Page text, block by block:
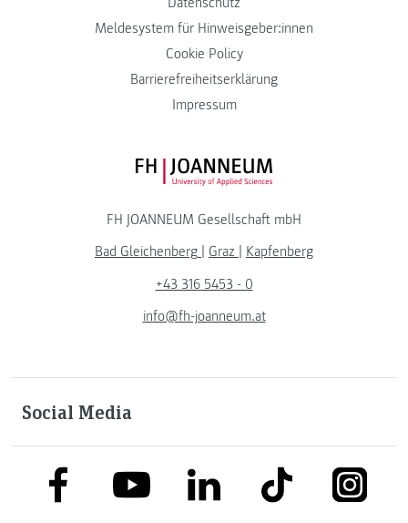
Meldesystem für Hinweisgeber:innen
Cookie Policy
Barrierefreiheitserklärung
Impressum
FH JOANNEUM Logo
FH JOANNEUM Gesellschaft mbH
Bad Gleichenberg
Graz
Kapfenberg
+43 316 5453 - 0
info@fh-joanneum.at
Social Media
link to facebooklink to youtubelink to linkedinlink to tiktok